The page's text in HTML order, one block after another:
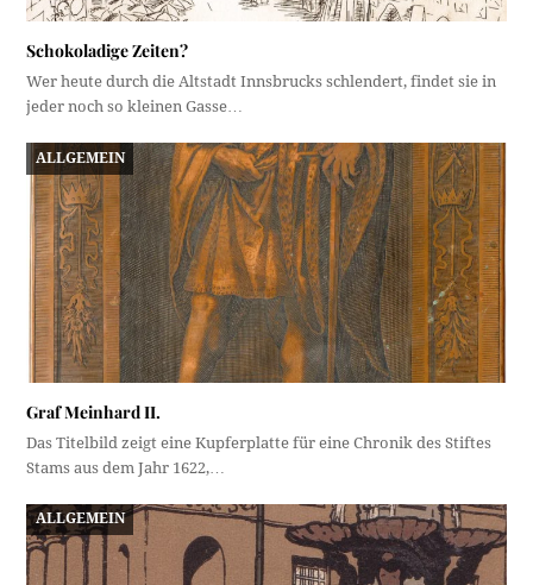
Schokoladige Zeiten?
Wer heute durch die Altstadt Innsbrucks schlendert, findet sie in
jeder noch so kleinen Gasse…
ALLGEMEIN
Graf Meinhard II.
Das Titelbild zeigt eine Kupferplatte für eine Chronik des Stiftes
Stams aus dem Jahr 1622,…
ALLGEMEIN